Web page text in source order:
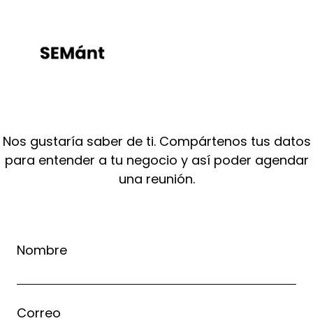
Nos gustaría saber de ti. Compártenos tus datos
para entender a tu negocio y así poder agendar
una reunión.
Nombre
Correo